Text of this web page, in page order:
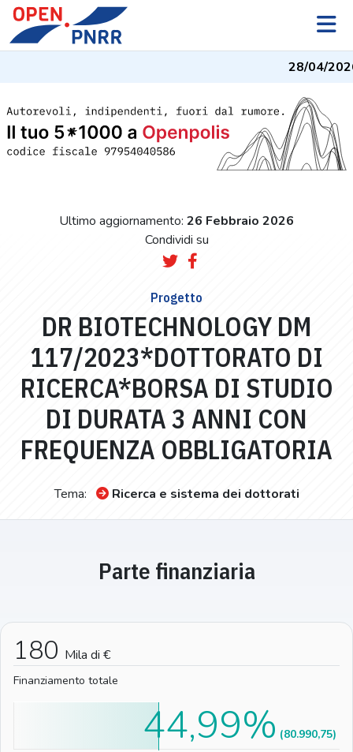
28/04/
Ultimo aggiornamento: 26 Febbraio 2026
Condividi su
Progetto
DR BIOTECHNOLOGY DM
117/2023*DOTTORATO DI
RICERCA*BORSA DI STUDIO
DI DURATA 3 ANNI CON
FREQUENZA OBBLIGATORIA
Tema: Ricerca e sistema dei dottorati
Parte finanziaria
180 Mila di €
Finanziamento totale
44,99% (80.990,75)